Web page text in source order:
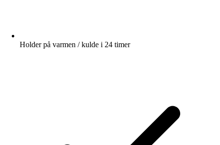
Holder på varmen / kulde i 24 timer